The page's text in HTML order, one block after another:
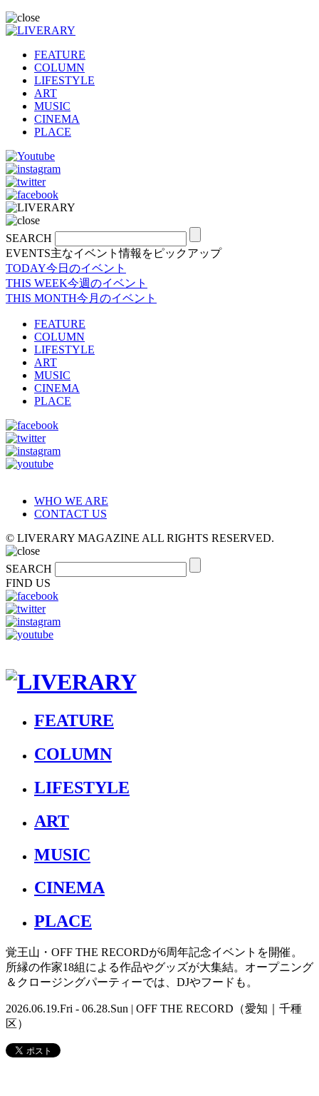
FEATURE
COLUMN
LIFESTYLE
ART
MUSIC
CINEMA
PLACE
SEARCH
EVENTS主なイベント情報をピックアップ
TODAY今日のイベント
THIS WEEK今週のイベント
THIS MONTH今月のイベント
FEATURE
COLUMN
LIFESTYLE
ART
MUSIC
CINEMA
PLACE
WHO WE ARE
CONTACT US
© LIVERARY MAGAZINE ALL RIGHTS RESERVED.
SEARCH
FIND US
FEATURE
COLUMN
LIFESTYLE
ART
MUSIC
CINEMA
PLACE
覚王山・OFF THE RECORDが6周年記念イベントを開催。
所縁の作家18組による作品やグッズが大集結。オープニング
＆クロージングパーティーでは、DJやフードも。
2026.06.19.Fri - 06.28.Sun | OFF THE RECORD（愛知｜千種
区）